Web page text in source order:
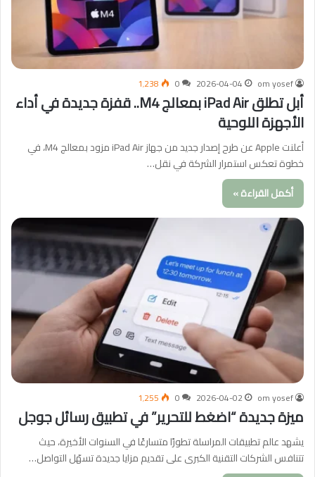
om yosef
2026-04-04
0 1٬238
أبل تطلق iPad Air بمعالج M4.. قفزة جديدة في أداء
الأجهزة اللوحية
أعلنت Apple عن طرح إصدار جديد من جهاز iPad Air مزود بمعالج M4، في
خطوة تعكس استمرار الشركة في نقل…
أكمل القراءة »
om yosef
2026-04-02
0 1٬255
ميزة جديدة “اضغط للتحرير” في تطبيق رسائل جوجل
يشهد عالم تطبيقات المراسلة تطورًا متسارعًا في السنوات الأخيرة، حيث
تتنافس الشركات التقنية الكبرى على تقديم مزايا جديدة تسهّل التواصل…